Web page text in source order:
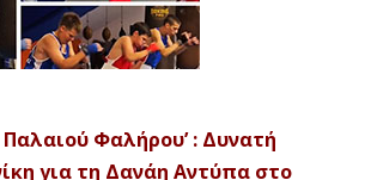
Φαλήρου’ : Δυνατή
για τη Δανάη Αντύπα στο